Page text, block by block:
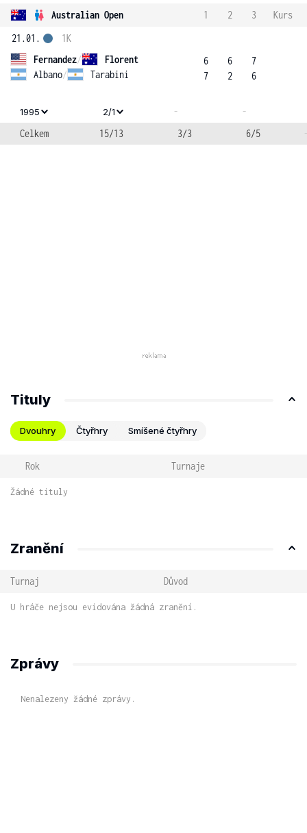
Australian Open 1 2 3
Kurs
21.01.
Fernandez/
Florent
Albano/ Tarabini
1K
6
7
6
2
7
6
1995 2/1 -
-
Celkem
15/13 3/3 6/5
Tituly
Dvouhry Čtyřhry Smíšené čtyřhry
Rok Turnaje
Žádné tituly
Zranění
Turnaj Důvod
U hráče nejsou evidována žádná zranění.
Zprávy
Nenalezeny žádné zprávy.